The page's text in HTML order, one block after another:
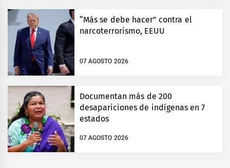
“Más se debe hacer” contra el
narcoterrorismo, EEUU
07 AGOSTO 2026
Documentan más de 200
desapariciones de indígenas en 7
estados
07 AGOSTO 2026